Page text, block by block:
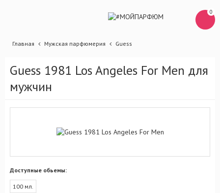
0
Главная Мужская парфюмерия Guess
Guess 1981 Los Angeles For Men для
мужчин
Доступные обьемы:
100 мл.